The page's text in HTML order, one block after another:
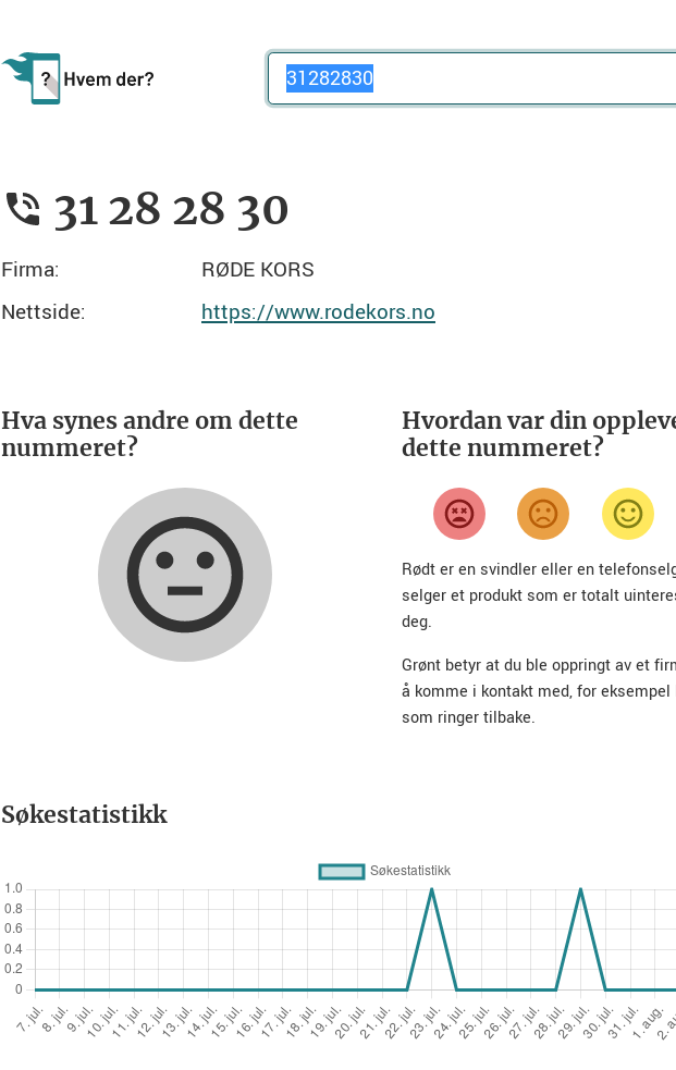
Telefonnummer
31 28 28 30
Firma:
RØDE KORS
Nettside:
https://www.rodekors.no
Hva synes andre om dette
nummeret?
Hvordan var din
dette nummeret?
Rødt er en svindler eller en
selger et produkt som er totalt
deg.
Grønt betyr at du ble oppringt av et
å komme i kontakt med, for eksempel
som ringer tilbake.
Søkestatistikk